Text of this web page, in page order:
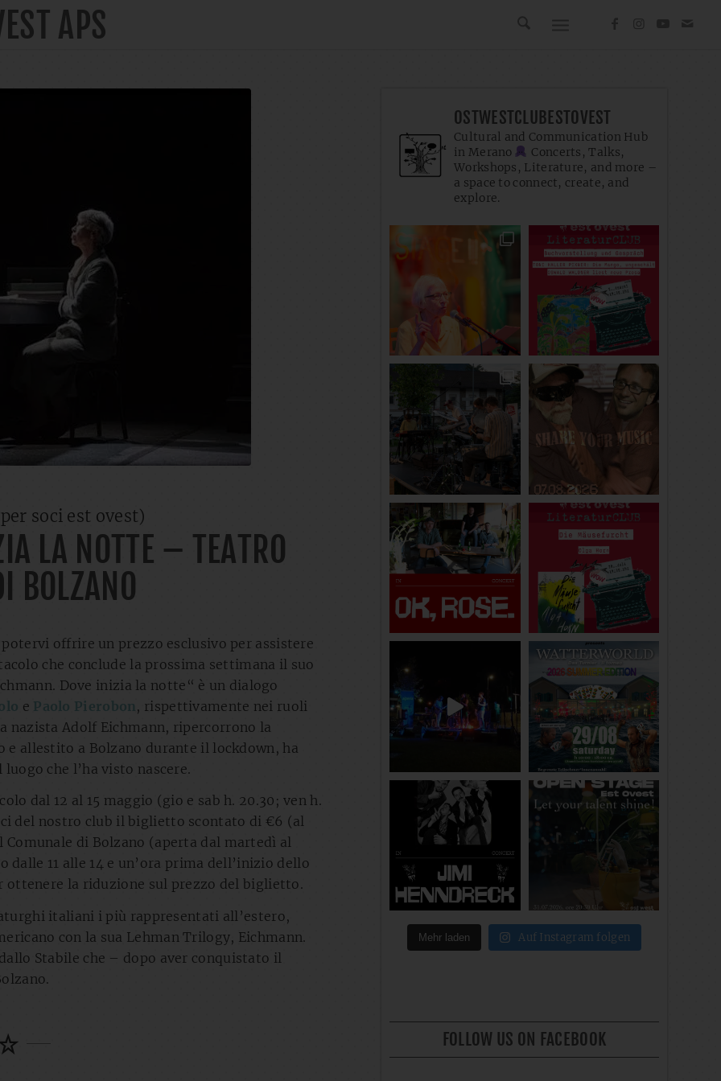
APS
soci est ovest)
LA NOTTE – TEATRO
BOLZANO
offrire un prezzo esclusivo per assistere
che conclude la prossima settimana il suo
Dove inizia la notte“ è un dialogo
e Paolo Pierobon , rispettivamente nei ruoli
nazista Adolf Eichmann, ripercorrono la
allestito a Bolzano durante il lockdown, ha
che l’ha visto nascere.
dal 12 al 15 maggio (gio e sab h. 20.30; ven h.
del nostro club il biglietto scontato di €6 (al
Comunale di Bolzano (aperta dal martedì al
dalle 11 alle 14 e un’ora prima dell’inizio dello
ottenere la riduzione sul prezzo del biglietto.
italiani i più rappresentati all’estero,
con la sua Lehman Trilogy, Eichmann.
Stabile che – dopo aver conquistato il
OSTWESTCLUBESTOVEST
Cultural and Communication Hub
in Merano
Concerts, Talks,
Workshops, Literature, and more –
a space to connect, create, and
explore.
Mehr laden Auf Instagram folgen
FOLLOW US ON FACEBOOK